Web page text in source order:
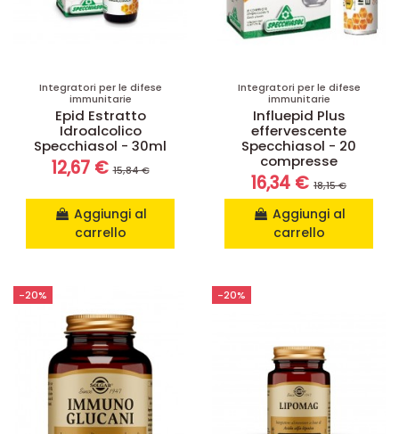
Integratori per le difese
immunitarie
Epid Estratto
Idroalcolico
Specchiasol - 30ml
12,67 €15,84 €
Aggiungi al
carrello
Integratori per le difese
immunitarie
Influepid Plus
effervescente
Specchiasol - 20
compresse
16,34 € 18,15 €
Aggiungi al
carrello
-20% -20%